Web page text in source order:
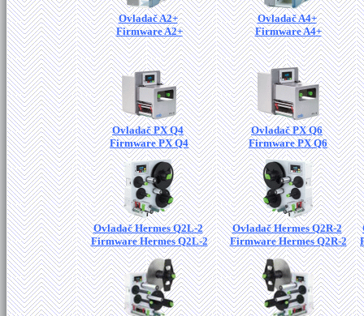
Ovladač A2+
Firmware A2+
Ovladač A4+
Firmware A4+
Ovladač PX Q4
Firmware PX Q4
Ovladač PX Q6
Firmware PX Q6
Ovladač Hermes Q2L-2
Firmware Hermes Q2L-2
Ovladač Hermes Q2R-2
Firmware Hermes Q2R-2